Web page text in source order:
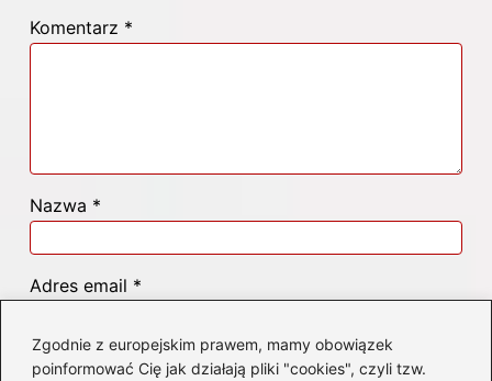
Zgodnie z europejskim prawem, mamy obowiązek
poinformować Cię jak działają pliki "cookies", czyli tzw.
Komentarz *
Nazwa *
Adres email *
Witryna internetowa